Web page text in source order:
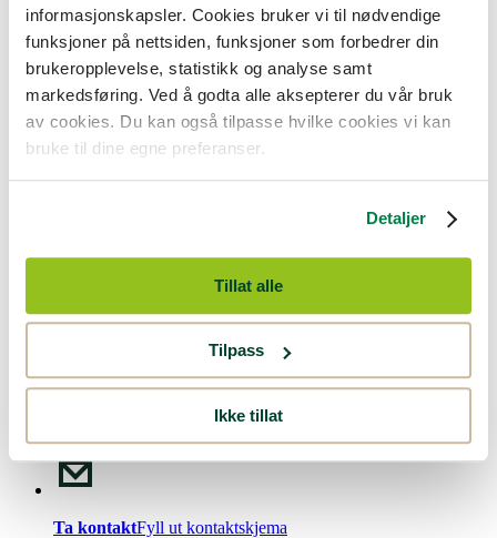
informasjonskapsler. Cookies bruker vi til nødvendige
funksjoner på nettsiden, funksjoner som forbedrer din
brukeropplevelse, statistikk og analyse samt
markedsføring. Ved å godta alle aksepterer du vår bruk
av cookies. Du kan også tilpasse hvilke cookies vi kan
bruke til dine egne preferanser.
Detaljer
Tillat alle
Tilpass
Ikke tillat
Presse
Ledige stillinger
Bonde og bedriftskunde
BondeKompaniet erFelleskjøpet Rogaland Agdersitt butikkonsept
BondeKompaniet har det du trenger av praktisk utstyr, reparasjon og
gode råd innenfor hus og hage, fritid, kjæledyr og landbruk.
Nyhetsbrev!Meld deg på vårtnyhetsbrev.
Mandag - Fredag kl. 08-15
Ta kontaktFyll ut kontaktskjema